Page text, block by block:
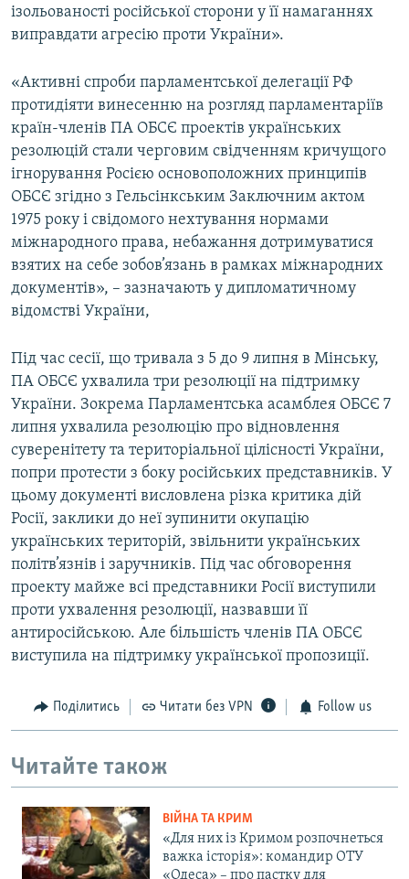
ізольованості російської сторони у її намаганнях
виправдати агресію проти України».
«Активні спроби парламентської делегації РФ
протидіяти винесенню на розгляд парламентаріїв
країн-членів ПА ОБСЄ проектів українських
резолюцій стали черговим свідченням кричущого
ігнорування Росією основоположних принципів
ОБСЄ згідно з Гельсінкським Заключним актом
1975 року і свідомого нехтування нормами
міжнародного права, небажання дотримуватися
взятих на себе зобов’язань в рамках міжнародних
документів», – зазначають у дипломатичному
відомстві України,
Під час сесії, що тривала з 5 до 9 липня в Мінську,
ПА ОБСЄ ухвалила три резолюції на підтримку
України. Зокрема Парламентська асамблея ОБСЄ 7
липня ухвалила резолюцію про відновлення
суверенітету та територіальної цілісності України,
попри протести з боку російських представників. У
цьому документі висловлена різка критика дій
Росії, заклики до неї зупинити окупацію
українських територій, звільнити українських
політв’язнів і заручників. Під час обговорення
проекту майже всі представники Росії виступили
проти ухвалення резолюції, назвавши її
антиросійською. Але більшість членів ПА ОБСЄ
виступила на підтримку української пропозиції.
Поділитись Читати без VPN Follow us
Читайте також
ВІЙНА ТА КРИМ
«Для них із Кримом розпочнеться
важка історія»: командир ОТУ
«Одеса» – про пастку для